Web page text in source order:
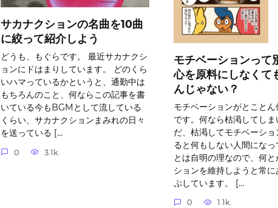
サカナクションの名曲を10曲
に絞って紹介しよう
どうも、もぐらです。 最近サカナクシ
ョンにドはまりしています。 どのくら
いハマっているかというと、通勤中は
もちろんのこと、何ならこの記事を書
いている今もBGMとして流している
くらい、サカナクションまみれの日々
を送っている […
0 3.1k.
モチベーションって
心を原料にしなくて
んじゃない？
モチベーションがとことん
です。何なら枯渇してし
だ、枯渇してモチベーショ
ると何もしない人間になっ
とは自明の理なので、何
ションを維持しようと常に
ぷしています。 […
0 1.1k.